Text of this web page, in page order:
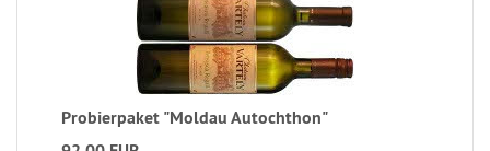
Probierpaket "Moldau Autochthon"